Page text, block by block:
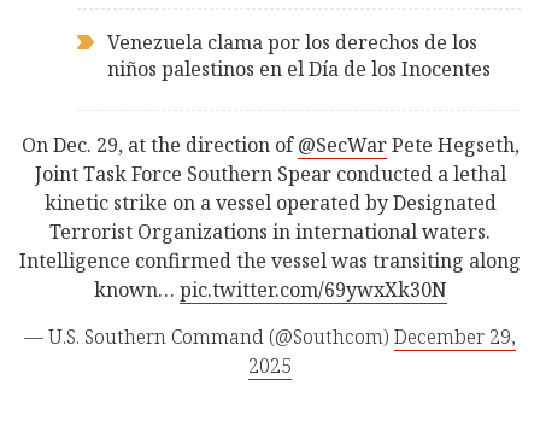
Venezuela clama por los derechos de los
niños palestinos en el Día de los Inocentes
On Dec. 29, at the direction of@SecWarPete Hegseth,
Joint Task Force Southern Spear conducted a lethal
kinetic strike on a vessel operated by Designated
Terrorist Organizations in international waters.
Intelligence confirmed the vessel was transiting along
known… pic.twitter.com/69ywxXk30N
— U.S. Southern Command (@Southcom) December 29,
2025